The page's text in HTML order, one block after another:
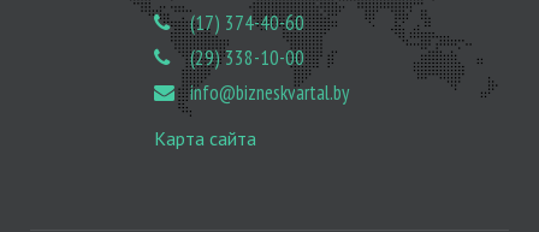
(17) 374-40-60
(29) 338-10-00
info@bizneskvartal.by
Карта сайта